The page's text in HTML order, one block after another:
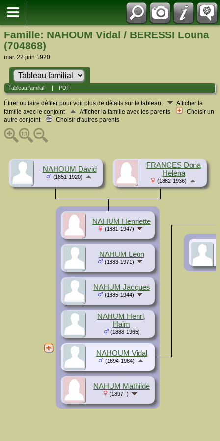
Famille: NAHOUM Vidal / BERESSI Louna
(704868)
mar. 22 juin 1920
Tableau familial PDF
Étirer ou faire défiler pour voir plus de détails sur le tableau.
Afficher la
famille avec le conjoint
Afficher la famille avec les parents
Choisir un
autre conjoint
Choisir d'autres parents
NAHOUM David
(1851-1920)
FRANCES Dona
Helena
(1862-1936)
NAHUM Henriette
(1881-1947)
NAHUM Léon
(1883-1971)
NAHUM Jacques
(1885-1944)
NAHUM Henri,
Haim
(1888-1965)
NAHUM Mathilde
(1897- )
NAHOUM Vidal
(1894-1984)